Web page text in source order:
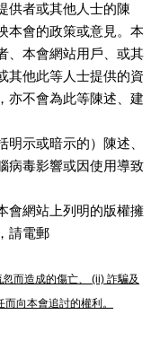
供者或其他人士的陳
本會的政策或意見。本
、本會網站用戶、或其
其他此等人士提供的資
亦不會為此等陳述、建
示或暗示的）陳述、
病毒影響或因使用導致
會網站上列明的版權擁
請電郵
而造成的傷亡、 (ii) 詐騙及
向本會追討的權利。